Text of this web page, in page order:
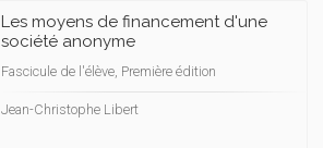
Les moyens de financement d'une
société anonyme
Fascicule de l'élève, Première édition
Jean-Christophe Libert